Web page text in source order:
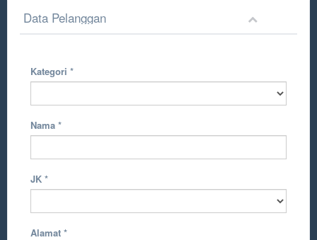
Data Pelanggan
Kategori *
Nama *
JK *
Alamat *